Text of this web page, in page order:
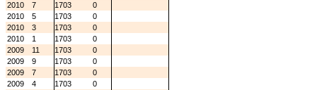
2010
7 1703
0
2010
5 1703
0
2010
3 1703
0
2010
1 1703
0
2009
11 1703
0
2009
9 1703
0
2009
7 1703
0
2009
4 1703
0